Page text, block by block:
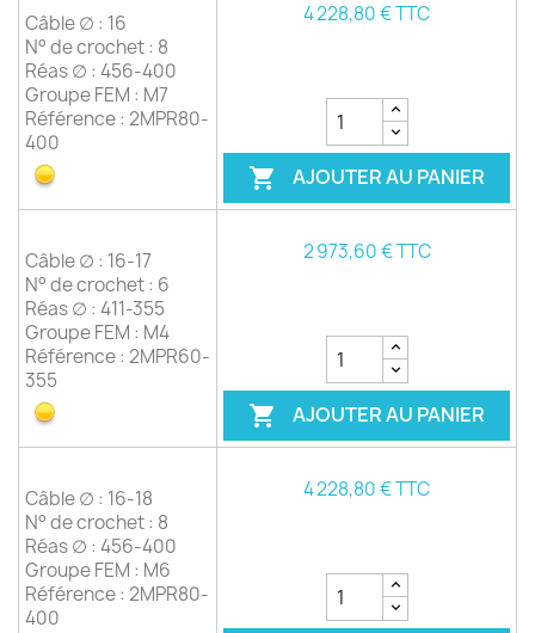
Câble ∅ : 16
N° de crochet : 8
Réas ∅ : 456-400
Groupe FEM : M7
Référence : 2MPR80-
400
4 228,80 € TTC
 AJOUTER AU PANIER
Câble ∅ : 16-17
N° de crochet : 6
Réas ∅ : 411-355
Groupe FEM : M4
Référence : 2MPR60-
355
2 973,60 € TTC
 AJOUTER AU PANIER
Câble ∅ : 16-18
N° de crochet : 8
Réas ∅ : 456-400
Groupe FEM : M6
Référence : 2MPR80-
400
4 228,80 € TTC